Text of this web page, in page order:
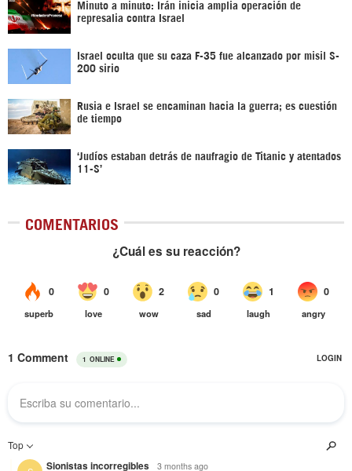
Minuto a minuto: Irán inicia amplia operación de
represalia contra Israel
Israel oculta que su caza F-35 fue alcanzado por misil S-
200 sirio
Rusia e Israel se encaminan hacia la guerra; es cuestión
de tiempo
‘Judíos estaban detrás de naufragio de Titanic y atentados
11-S’
COMENTARIOS